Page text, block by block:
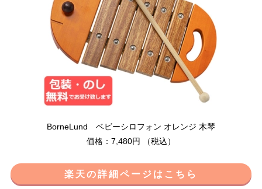
BorneLund ベビーシロフォン オレンジ 木琴
価格：7,480円 （税込）
楽天の詳細ページはこちら